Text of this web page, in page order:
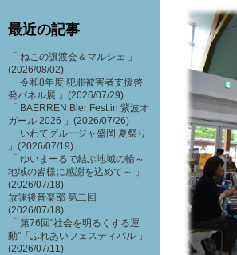
最近の記事
「 ねこの譲渡会＆マルシェ 」
(2026/08/02)
「 令和8年度 犯罪被害者支援啓
発パネル展 」(2026/07/29)
「 BAERREN Bier Fest in 紫波オ
ガール 2026 」(2026/07/26)
「 いわてグルージャ盛岡 夏祭り
」(2026/07/19)
「 ゆいまーるで結ぶ地域の輪～
地域の皆様に感謝を込めて～ 」
(2026/07/18)
放課後音楽部 第二回
(2026/07/18)
「 第76回"社会を明るくする運
動"「ふれあいフェスティバル 」
(2026/07/11)